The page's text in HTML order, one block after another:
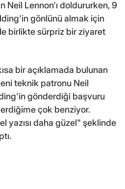
Neil Lennon'ı doldururken, 9
gönlünü almak için
birlikte sürpriz bir ziyaret
bir açıklamada bulunan
teknik patronu Neil
gönderdiği başvuru
çok benziyor.
yazısı daha güzel" şeklinde